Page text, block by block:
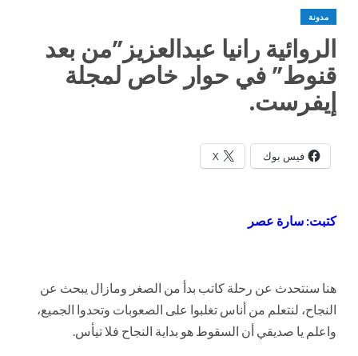
مدونة
الروائية رانيا عبدالعزيز”من بعد
قنوط” في حوار خاص لمجلة
إيفرست.
فيس بوك X
كتبت: سارة عصر
هنا سنتحدث عن رحلة كاتب بدأ من الصغر ومازال يبحث عن
النجاح، لنتعلم من أناس تغلبوا على الصعوبات وتحدوا الجميع،
واعلم يا صديقي أن السقوط هو بداية النجاح فلا تيأس.